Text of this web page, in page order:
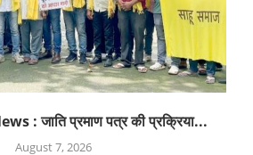
: जाति प्रमाण पत्र की प्रक्रिया...
August 7, 2026